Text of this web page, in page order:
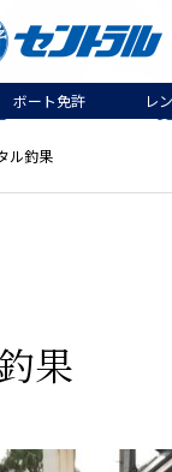
ボート免許 レ
ル釣果
果